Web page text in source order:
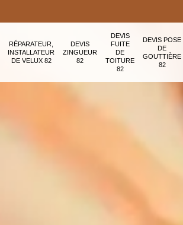
RÉPARATEUR,
INSTALLATEUR
DE VELUX 82
DEVIS
ZINGUEUR
82
DEVIS
FUITE
DE
TOITURE
82
DEVIS POSE
DE
GOUTTIÈRE
82